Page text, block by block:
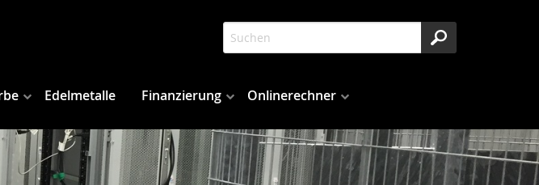
Edelmetalle Finanzierung Onlinerechner